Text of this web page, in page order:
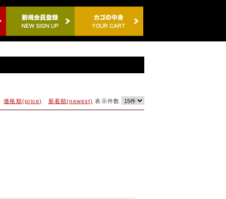
価格順(price) 新着順(newest) 表示件数